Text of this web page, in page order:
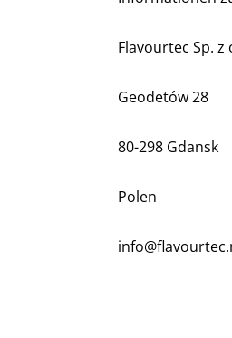
Flavourtec Sp. z
Geodetów 28
80-298 Gdansk
Polen